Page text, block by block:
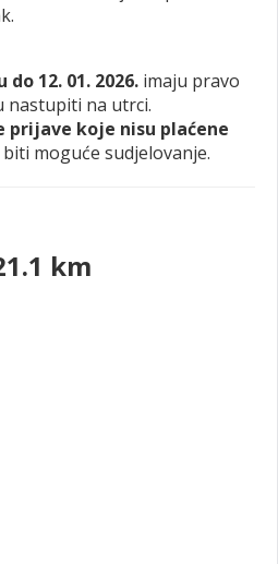
12. 01. 2026. imaju pravo
nastupiti na utrci.
prijave koje nisu plaćene
biti moguće sudjelovanje.
km